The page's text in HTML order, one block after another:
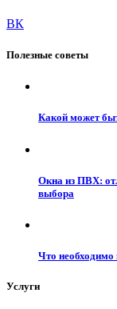
ВК
Полезные советы
Какой может
Окна из ПВХ:
выбора
Что необходимо
Услуги